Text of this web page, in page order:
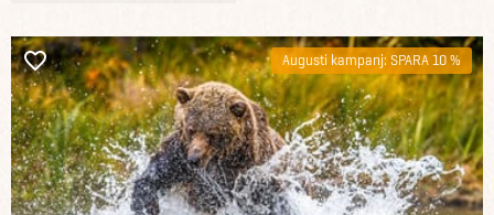
Augusti kampanj: SPARA 10 %